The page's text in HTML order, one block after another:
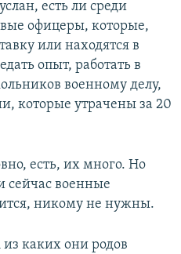
есть ли среди
офицеры, которые,
или находятся в
опыт, работать в
военному делу,
которые утрачены за 20
есть, их много. Но
сейчас военные
никому не нужны.
из каких они родов